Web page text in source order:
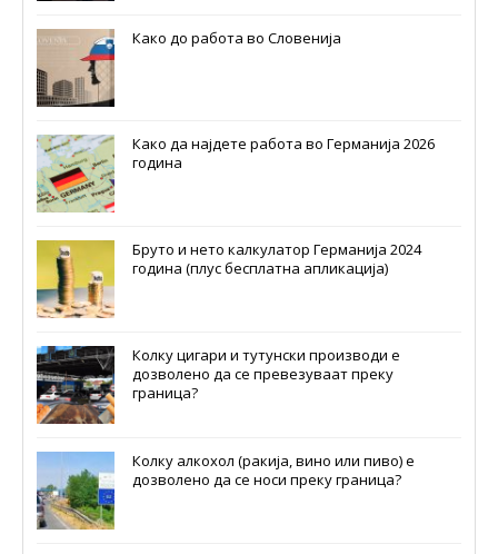
Како до работа во Словенија
Како да најдете работа во Германија 2026
година
Бруто и нето калкулатор Германија 2024
година (плус бесплатна апликација)
Колку цигари и тутунски производи е
дозволено да се превезуваат преку
граница?
Колку алкохол (ракија, вино или пиво) е
дозволено да се носи преку граница?